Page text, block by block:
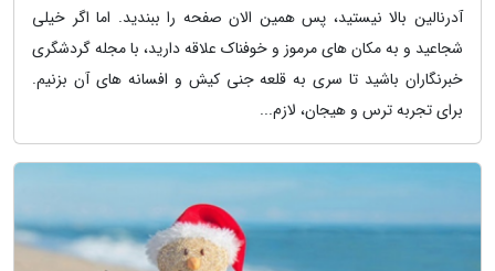
آدرنالین بالا نیستید، پس همین الان صفحه را ببندید. اما اگر خیلی
شجاعید و به مکان های مرموز و خوفناک علاقه دارید، با مجله گردشگری
خبرنگاران باشید تا سری به قلعه جنی کیش و افسانه های آن بزنیم.
برای تجربه ترس و هیجان، لازم...